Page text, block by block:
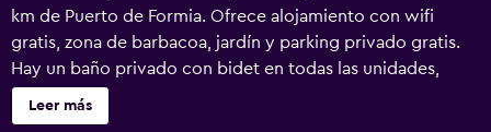
km de Puerto de Formia. Ofrece alojamiento con wifi
gratis, zona de barbacoa, jardín y parking privado gratis.
Hay un baño privado con bidet en todas las unidades,
además de artículos de aseo gratuitos y secador de pelo.
En el bed and breakfast se puede disfrutar de un desayuno
Leer más